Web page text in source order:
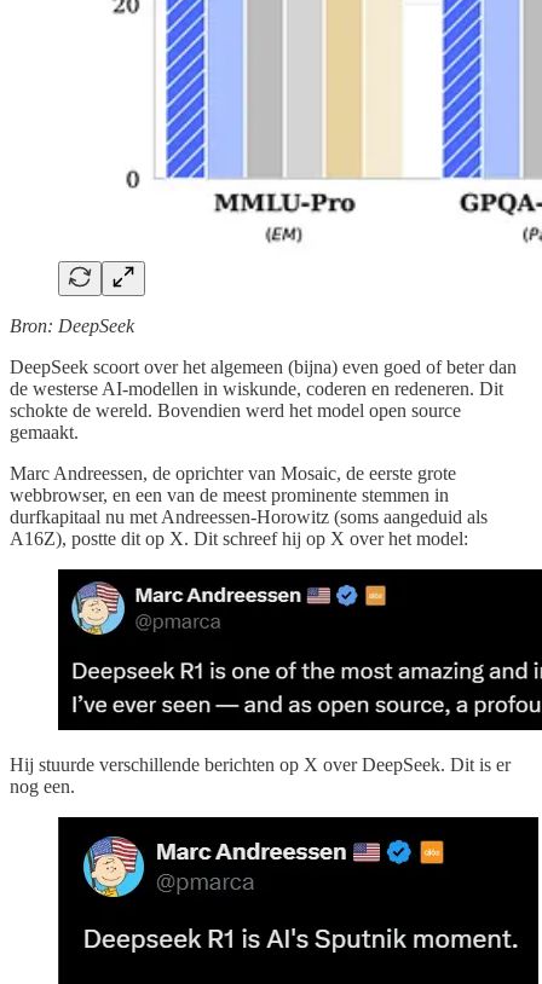
Bron: DeepSeek
DeepSeek scoort over het algemeen (bijna) even goed of beter dan
de westerse AI-modellen in wiskunde, coderen en redeneren. Dit
schokte de wereld. Bovendien werd het model open source
gemaakt.
Marc Andreessen, de oprichter van Mosaic, de eerste grote
webbrowser, en een van de meest prominente stemmen in
durfkapitaal nu met Andreessen-Horowitz (soms aangeduid als
A16Z), postte dit op X. Dit schreef hij op X over het model:
Hij stuurde verschillende berichten op X over DeepSeek. Dit is er
nog een.